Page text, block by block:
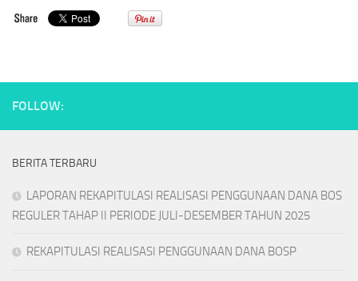
FOLLOW:
BERITA TERBARU
LAPORAN REKAPITULASI REALISASI PENGGUNAAN DANA BOS
REGULER TAHAP II PERIODE JULI-DESEMBER TAHUN 2025
REKAPITULASI REALISASI PENGGUNAAN DANA BOSP